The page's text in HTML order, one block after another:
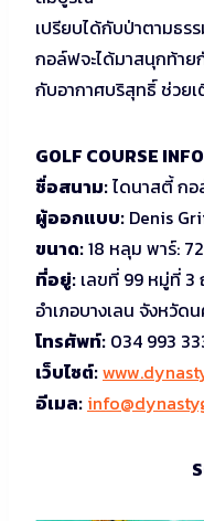
เปรียบได้กับป่าตามธร
กอล์ฟจะได้มาสนุกท้าย
กับอากาศบริสุทธิ์ ช่วย
GOLF COURSE
ชื่อสนาม:ไดนาสตี้ ก
ผู้ออกแบบ: Denis
ขนาด:18 หลุม พาร์:
ที่อยู่: เลขที่ 99 หมู่ที่
อำเภอบางเลน จังหวัด
โทรศัพท์: 034 993
เว็บไซต์:
อีเมล: